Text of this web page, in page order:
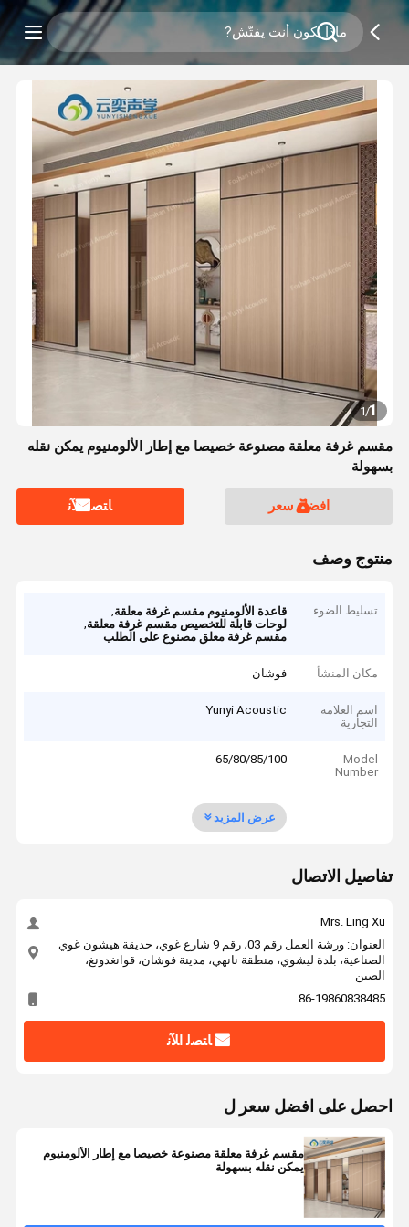
1
/
1
مقسم غرفة معلقة مصنوعة خصيصا مع إطار الألومنيوم يمكن نقله
بسهولة
افضل سعر ﺎﺘﺼﻟ ﺍﻶﻧ
منتوج وصف
تسليط الضوء قاعدة الألومنيوم مقسم غرفة معلقة,
لوحات قابلة للتخصيص مقسم غرفة معلقة,
مقسم غرفة معلق مصنوع على الطلب
مكان المنشأ فوشان
اسم العلامة
التجارية
Yunyi Acoustic
Model
Number
65/80/85/100
عرض المزيد
تفاصيل الاتصال
Mrs. Ling Xu
العنوان: ورشة العمل رقم 03، رقم 9 شارع غوي، حديقة هيشون غوي
الصناعية، بلدة ليشوي، منطقة نانهي، مدينة فوشان، قوانغدونغ،
الصين
86-19860838485
ﺎﺘﺼﻟ ﺍﻶﻧ
احصل على افضل سعر ل
مقسم غرفة معلقة مصنوعة خصيصا مع إطار الألومنيوم
يمكن نقله بسهولة